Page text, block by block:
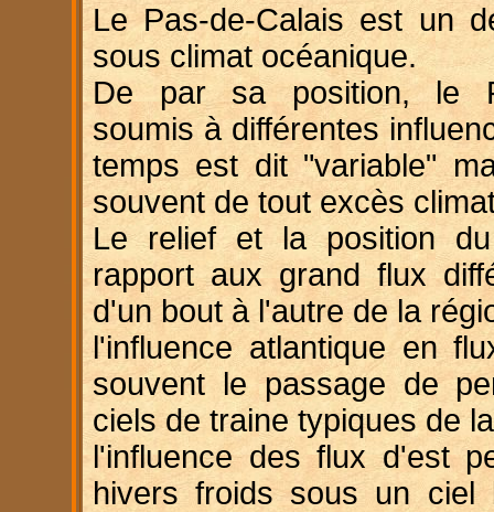
Le Pas-de-Calais est un
sous climat océanique.
De par sa position, le
soumis à différentes
temps est dit "variable"
souvent de tout excès
Le relief et la position
rapport aux grand flux
d'un bout à l'autre de la
l'influence atlantique en
souvent le passage de
ciels de traine typiques de
l'influence des flux d'est
hivers froids sous un ciel